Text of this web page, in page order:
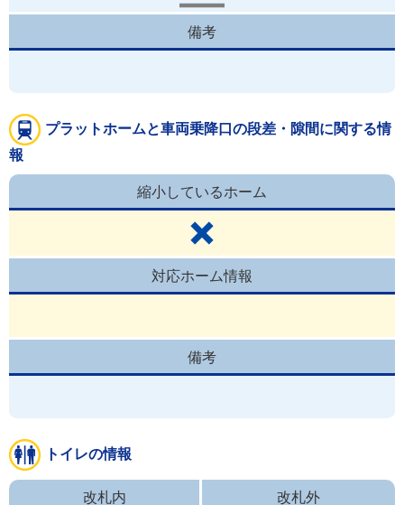
備考
プラットホームと車両乗降口の段差・隙間に関する情
報
縮小しているホーム
対応ホーム情報
備考
トイレの情報
改札内 改札外